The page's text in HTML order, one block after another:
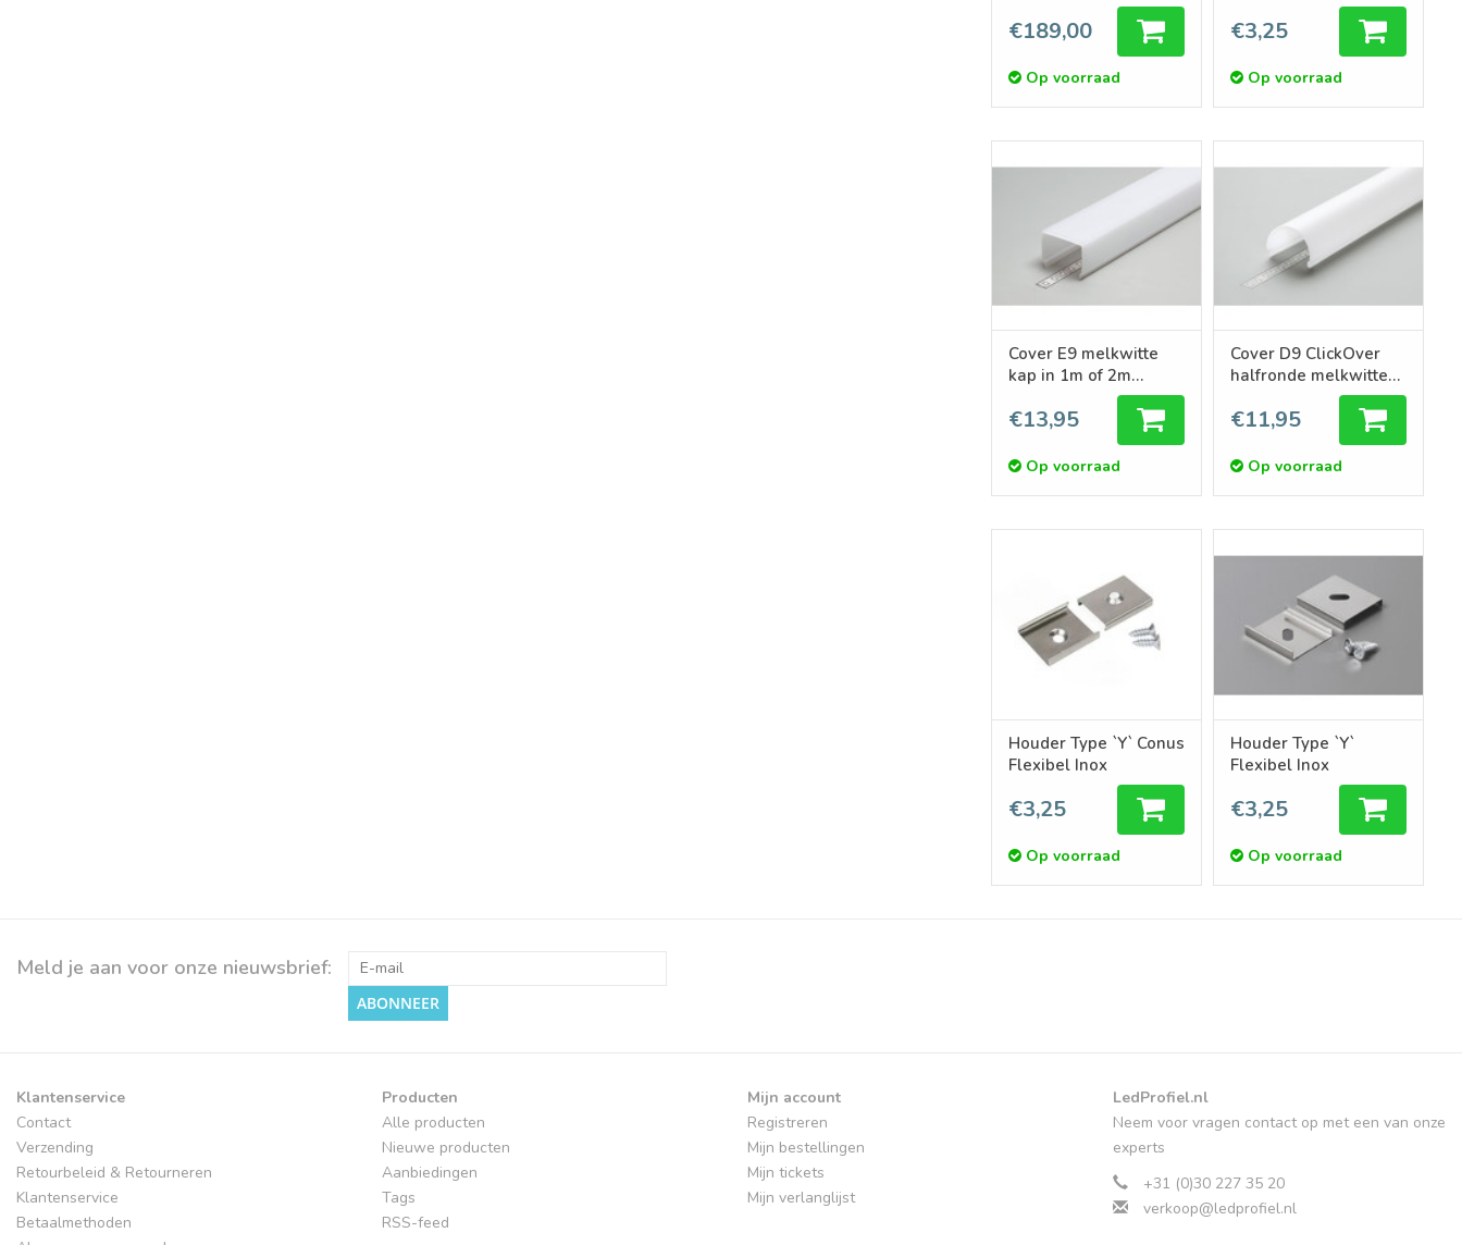
€189,00
Op voorraad
€3,25
Op voorraad
Cover E9 melkwitte
kap in 1m of 2m
€13,95
Op voorraad
Cover D9 ClickOver
halfronde melkwitte
kap in 1m of 2m
lengte
€11,95
Op voorraad
Houder Type `Y` Conus
Flexibel Inox
€3,25
Op voorraad
Houder Type `Y`
Flexibel Inox
€3,25
Op voorraad
Meld je aan voor onze nieuwsbrief:
ABONNEER
Klantenservice
Contact
Verzending
Retourbeleid & Retourneren
Klantenservice
Betaalmethoden
Producten
Alle producten
Nieuwe producten
Aanbiedingen
Tags
RSS-feed
Mijn account
Registreren
Mijn bestellingen
Mijn tickets
Mijn verlanglijst
LedProfiel.nl
Neem voor vragen contact op met een van onze
experts
+31 (0)30 227 35 20
verkoop@ledprofiel.nl